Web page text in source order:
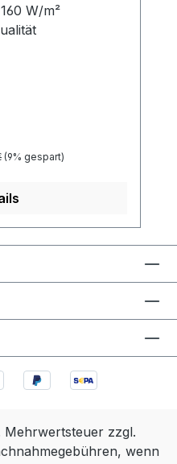
W/m²
Preis:
(9% gespart)
Mehrwertsteuer zzgl.
wenn